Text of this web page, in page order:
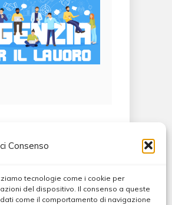
Consenso
tecnologie come i cookie per
del dispositivo. Il consenso a queste
come il comportamento di navigazione